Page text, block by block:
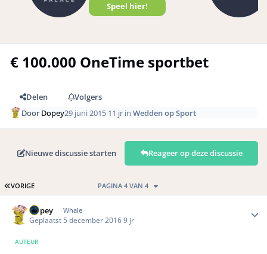
Speel hier!
€ 100.000 OneTime sportbet
Delen
Volgers
DoorDopey29 juni 2015 11 jr inWedden op Sport
Nieuwe discussie starten Reageer op deze discussie
EERSTE PAGINA
VORIGE PAGINA 4 VAN 4
Dopey Whale
Geplaatst 5 december 20169 jr
AUTEUR